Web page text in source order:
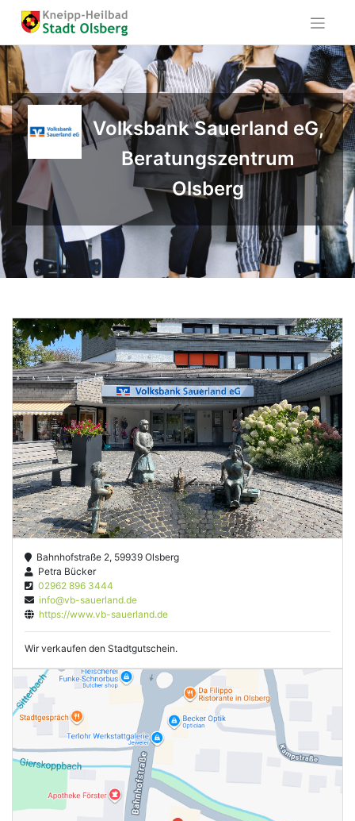
content
Volksbank Sauerland eG,
Beratungszentrum
Olsberg
Bahnhofstraße 2, 59939 Olsberg
Petra Bücker
02962 896 3444
info@vb-sauerland.de
https://www.vb-sauerland.de
Wir verkaufen den Stadtgutschein.